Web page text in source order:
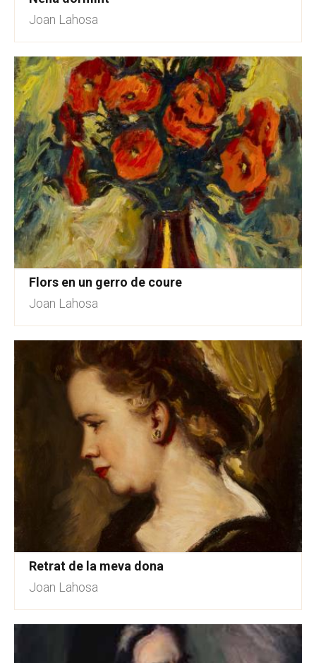
Joan Lahosa
Flors en un gerro de coure
Joan Lahosa
Retrat de la meva dona
Joan Lahosa